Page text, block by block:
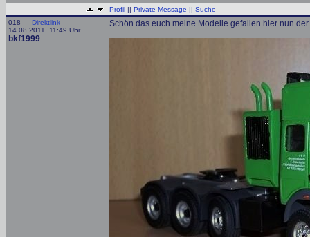
Profil || Private Message || Suche
018 — Direktlink
14.08.2011, 11:49 Uhr
bkf1999
Schön das euch meine Modelle gefallen hier nun